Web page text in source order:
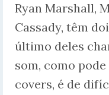
Ryan Marshall,
Cassady, têm
último deles
som, como
covers, é de